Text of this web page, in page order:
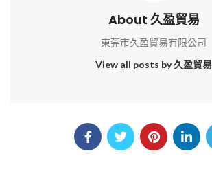
About 久盈貿易
東莞市久盈貿易有限公司
View all posts by 久盈貿易